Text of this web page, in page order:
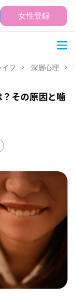
女性登録
フ 深層心理
その原因と噛